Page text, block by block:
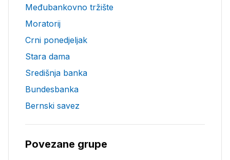
Međubankovno tržište
Moratorij
Crni ponedjeljak
Stara dama
Središnja banka
Bundesbanka
Bernski savez
Povezane grupe